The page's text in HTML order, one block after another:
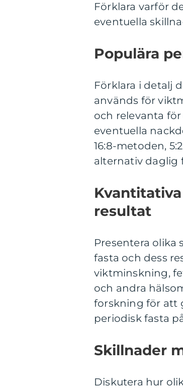
Förklara varför
eventuella
Populära
Förklara i detalj
används för
och relevanta
eventuella
16:8-metoden,
alternativ daglig
resultat
Presentera
fasta och dess
viktminskning,
och andra
forskning för att
periodisk fasta
Skillnader
Diskutera hur